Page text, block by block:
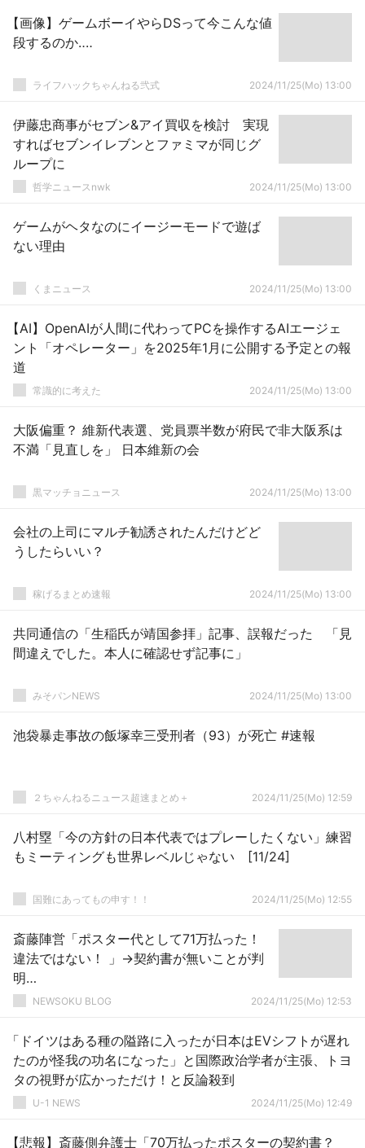
【画像】ゲームボーイやらDSって今こんな値
段するのか‥‥
ライフハックちゃんねる弐式 2024/11/25(Mo) 13:00
伊藤忠商事がセブン&アイ買収を検討 実現
すればセブンイレブンとファミマが同じグ
ループに
哲学ニュースnwk 2024/11/25(Mo) 13:00
ゲームがヘタなのにイージーモードで遊ば
ない理由
くまニュース 2024/11/25(Mo) 13:00
【AI】OpenAIが人間に代わってPCを操作するAIエージェ
ント「オペレーター」を2025年1月に公開する予定との報
道
常識的に考えた 2024/11/25(Mo) 13:00
大阪偏重？ 維新代表選、党員票半数が府民で非大阪系は
不満「見直しを」 日本維新の会
黒マッチョニュース 2024/11/25(Mo) 13:00
会社の上司にマルチ勧誘されたんだけどど
うしたらいい？
稼げるまとめ速報 2024/11/25(Mo) 13:00
共同通信の「生稲氏が靖国参拝」記事、誤報だった 「見
間違えでした。本人に確認せず記事に」
みそパンNEWS 2024/11/25(Mo) 13:00
池袋暴走事故の飯塚幸三受刑者（93）が死亡 #速報
２ちゃんねるニュース超速まとめ＋ 2024/11/25(Mo) 12:59
八村塁「今の方針の日本代表ではプレーしたくない」練習
もミーティングも世界レベルじゃない [11/24]
国難にあってもの申す！！ 2024/11/25(Mo) 12:55
斎藤陣営「ポスター代として71万払った！
違法ではない！ 」→契約書が無いことが判
明…
NEWSOKU BLOG 2024/11/25(Mo) 12:53
「ドイツはある種の隘路に入ったが日本はEVシフトが遅れ
たのが怪我の功名になった」と国際政治学者が主張、トヨ
タの視野が広かっただけ！と反論殺到
U-1 NEWS 2024/11/25(Mo) 12:49
【悲報】斎藤側弁護士「70万払ったポスターの契約書？